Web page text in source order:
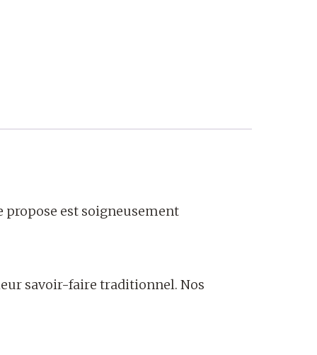
propose est soigneusement
savoir-faire traditionnel. Nos